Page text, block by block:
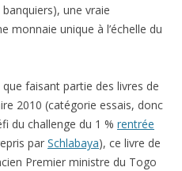
une vraie
monnaie unique à l’échelle du
que faisant partie des livres de
2010 (catégorie essais, donc
du challenge du 1 % rentrée
par Schlabaya), ce livre de
Premier ministre du Togo